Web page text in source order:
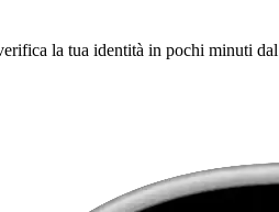
la tua identità in pochi minuti dal